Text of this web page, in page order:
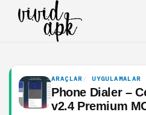
ARAÇLAR UYGULAMALAR
Phone Dialer –
v2.4 Premium